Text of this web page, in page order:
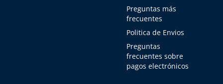
Preguntas más
frecuentes
Politica de Envios
Preguntas
frecuentes sobre
pagos electrónicos